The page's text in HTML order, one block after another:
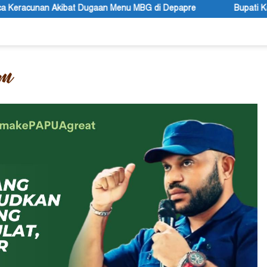
Menu MBG di Depapre Bupati Kabupaten Jayawijaya